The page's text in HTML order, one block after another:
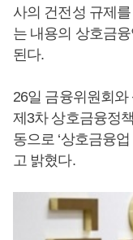
사의 건전성 규제
는 내용의 상호금
된다.
26일 금융위원회와
제3차 상호금융정
동으로 ‘상호금융
고 밝혔다.